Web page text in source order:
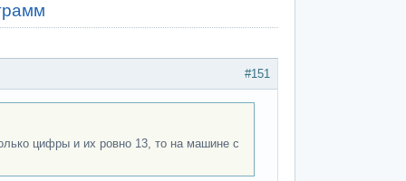
#151
цифры и их ровно 13, то на машине с